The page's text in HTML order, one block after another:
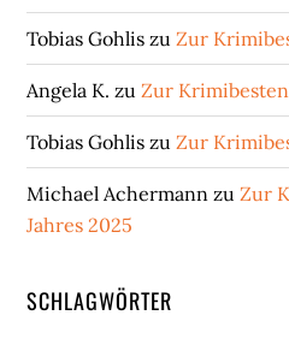
Tobias Gohlis zuZur
Angela K. zuZur
Tobias Gohlis zuZur
Michael Achermann zuZur
Jahres 2025
SCHLAGWÖRTER